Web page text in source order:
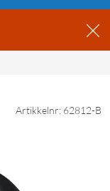
Artikkelnr: 62812-B